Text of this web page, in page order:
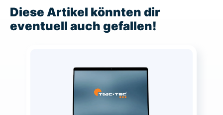
Diese Artikel könnten dir
eventuell auch gefallen!